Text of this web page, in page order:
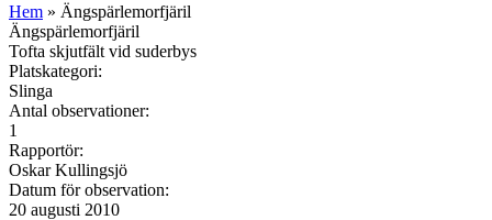
Hem » Ängspärlemorfjäril
Ängspärlemorfjäril
Tofta skjutfält vid suderbys
Platskategori:
Slinga
Antal observationer:
1
Rapportör:
Oskar Kullingsjö
Datum för observation:
20 augusti 2010